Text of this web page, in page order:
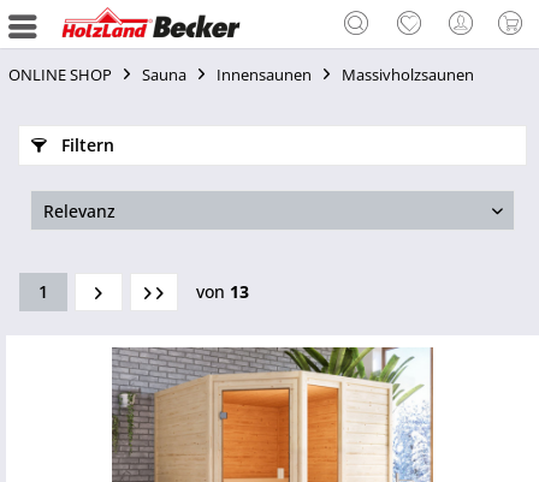
ONLINE SHOP Sauna Innensaunen Massivholzsaunen
Filtern
1 von 13